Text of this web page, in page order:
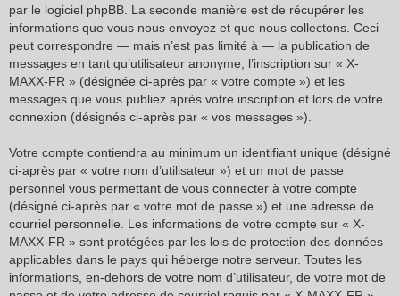
par le logiciel phpBB. La seconde manière est de récupérer les
informations que vous nous envoyez et que nous collectons. Ceci
peut correspondre — mais n’est pas limité à — la publication de
messages en tant qu’utilisateur anonyme, l’inscription sur « X-
MAXX-FR » (désignée ci-après par « votre compte ») et les
messages que vous publiez après votre inscription et lors de votre
connexion (désignés ci-après par « vos messages »).
Votre compte contiendra au minimum un identifiant unique (désigné
ci-après par « votre nom d’utilisateur ») et un mot de passe
personnel vous permettant de vous connecter à votre compte
(désigné ci-après par « votre mot de passe ») et une adresse de
courriel personnelle. Les informations de votre compte sur « X-
MAXX-FR » sont protégées par les lois de protection des données
applicables dans le pays qui héberge notre serveur. Toutes les
informations, en-dehors de votre nom d’utilisateur, de votre mot de